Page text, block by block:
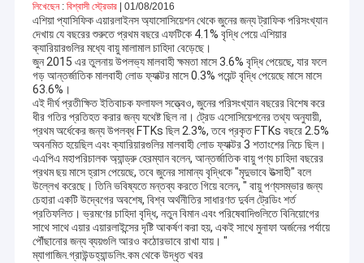
লিখেছেন : বিশ্বাসী স্ট্রেডার 01/08/2016
এশিয়া প্যাসিফিক এয়ারলাইনস অ্যাসোসিয়েশন থেকে জুনের জন্য ট্রাফিক পরিসংখ্যান
দেখায় যে বছরের শুরুতে প্রথম বছরে এফটিকে 4.1% বৃদ্ধি পেয়ে এশিয়ার
ক্যারিয়ারগুলির মধ্যে বায়ু মালামাল চাহিদা বেড়েছে।
জুন 2015 এর তুলনায় উপলভ্য মালবাহী ক্ষমতা মাসে 3.6% বৃদ্ধি পেয়েছে, যার ফলে
গড় আন্তর্জাতিক মালবাহী লোড ফ্যাক্টর মাসে 0.3% পয়েন্ট বৃদ্ধি পেয়েছে মাসে মাসে
63.6%।
এই দীর্ঘ প্রতীক্ষিত ইতিবাচক ফলাফল সত্ত্বেও, জুনের পরিসংখ্যান বছরের বিশেষ করে
ধীর গতির প্রতিহত করার জন্য যথেষ্ট ছিল না। ট্রেড এসোসিয়েশনের তথ্য অনুযায়ী,
প্রথম অর্ধেকের জন্য উপলব্ধ FTKs ছিল 2.3%, তবে প্রকৃত FTKs বছরে 2.5%
অবনমিত হয়েছিল এবং ক্যারিয়ারগুলির মালবাহী লোড ফ্যাক্টর 3 শতাংশের নিচে ছিল।
এএপিএ মহাপরিচালক অ্যান্ড্রু হেরম্যান বলেন, আন্তর্জাতিক বায়ু পণ্য চাহিদা বছরের
প্রথম ছয় মাসে হ্রাস পেয়েছে, তবে জুনের সামান্য বৃদ্ধিকে "মৃদুভাবে উত্সাহী" বলে
উল্লেখ করেছে। তিনি ভবিষ্যতে মন্তব্য করতে গিয়ে বলেন, " বায়ু পণ্যসম্ভার জন্য
চেহারা একটি উদ্বেগের অবশেষ, বিশ্ব অর্থনীতির সাধারণত দুর্বল ট্রেডিং শর্ত
প্রতিফলিত। ভ্রমণের চাহিদা বৃদ্ধি, নতুন বিমান এবং পরিষেবাদিগুলিতে বিনিয়োগের
সাথে সাথে এয়ার এয়ারলাইন্সের দৃষ্টি আকর্ষণ করা হয়, একই সাথে মুনাফা অর্জনের পর্যায়ে
পৌঁছানোর জন্য ব্যয়গুলি আরও কঠোরভাবে রাখা যায়। "
ম্যাগাজিন.গ্রাউন্ডহ্যান্ডলিং.কম থেকে উদ্ধৃত খবর